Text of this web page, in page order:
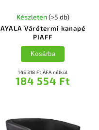
AYALA Várótermi kanapé
PIAFF
Készleten (>5 db)
145 318 Ft ÁFA nélkül
184 554 Ft
Kosárba